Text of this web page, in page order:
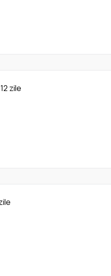
12 zile